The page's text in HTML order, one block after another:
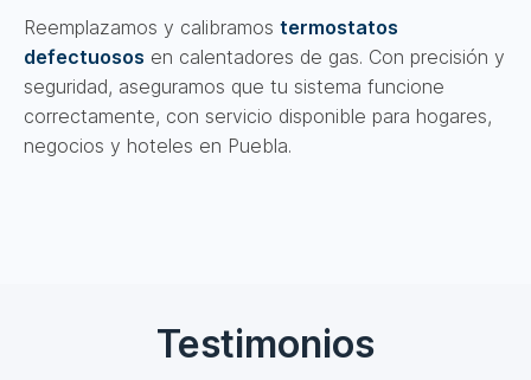
Reemplazamos y calibramos termostatos
defectuosos en calentadores de gas. Con precisión y
seguridad, aseguramos que tu sistema funcione
correctamente, con servicio disponible para hogares,
negocios y hoteles en Puebla.
Testimonios